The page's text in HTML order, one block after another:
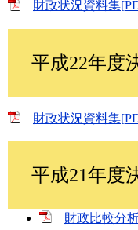
財政状況資料集
平成22年度
財政状況資料集
平成21年度
財政比較分